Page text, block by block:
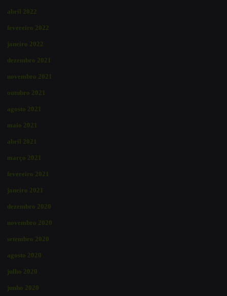
abril 2022
fevereiro 2022
janeiro 2022
dezembro 2021
novembro 2021
outubro 2021
agosto 2021
maio 2021
abril 2021
março 2021
fevereiro 2021
janeiro 2021
dezembro 2020
novembro 2020
setembro 2020
agosto 2020
julho 2020
junho 2020